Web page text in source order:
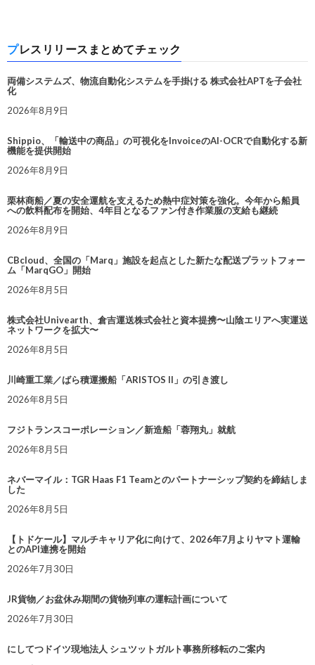
プレスリリースまとめてチェック
両備システムズ、物流自動化システムを手掛ける 株式会社APTを子会社
化
2026年8月9日
Shippio、「輸送中の商品」の可視化をInvoiceのAI-OCRで自動化する新
機能を提供開始
2026年8月9日
栗林商船／夏の安全運航を支えるため熱中症対策を強化。今年から船員
への飲料配布を開始、4年目となるファン付き作業服の支給も継続
2026年8月9日
CBcloud、全国の「Marq」施設を起点とした新たな配送プラットフォー
ム「MarqGO」開始
2026年8月5日
株式会社Univearth、倉吉運送株式会社と資本提携〜山陰エリアへ実運送
ネットワークを拡大〜
2026年8月5日
川崎重工業／ばら積運搬船「ARISTOS II」の引き渡し
2026年8月5日
フジトランスコーポレーション／新造船「蓉翔丸」就航
2026年8月5日
ネバーマイル：TGR Haas F1 Teamとのパートナーシップ契約を締結しま
した
2026年8月5日
【トドケール】マルチキャリア化に向けて、2026年7月よりヤマト運輸
とのAPI連携を開始
2026年7月30日
JR貨物／お盆休み期間の貨物列車の運転計画について
2026年7月30日
にしてつドイツ現地法人 シュツットガルト事務所移転のご案内